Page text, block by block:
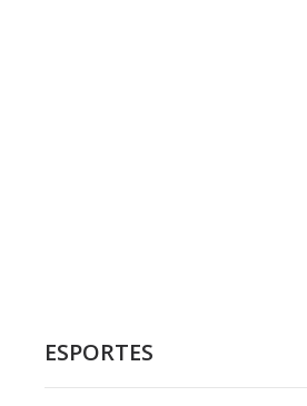
ESPORTES